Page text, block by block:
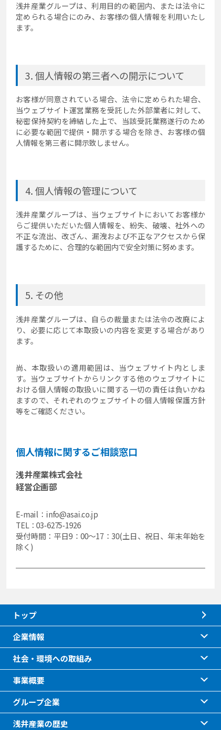
浅井産業グループは、利用目的の範囲内、または法令に
定められる場合にのみ、お客様の個人情報を利用いたし
ます。
個人情報の第三者への開示について
お客様が同意されている場合、法令に定められた場合、
当ウェブサイト運営業務を受託した外部業者に対して、
秘密保持契約を締結した上で、当該受託業務遂行のため
に必要な範囲で提供・開示する場合を除き、お客様の個
人情報を第三者に開示致しません。
個人情報の管理について
浅井産業グループは、当ウェブサイトにおいてお客様か
らご提供いただいた個人情報を、紛失、破壊、社外への
不正な流出、改ざん、漏洩および不正なアクセスから保
護するために、合理的な範囲内で安全対策に努めます。
その他
浅井産業グループは、自らの裁量または法令の改廃によ
り、必要に応じて本取扱いの内容を変更する場合があり
ます。
尚、本取扱いの適用範囲は、当ウェブサイト内としま
す。当ウェブサイトからリンクする他のウェブサイトに
おける個人情報の取扱いに関する一切の責任は負いかね
ますので、それぞれのウェブサイトの個人情報保護方針
等をご確認ください。
個人情報に関するご相談窓口
浅井産業株式会社
経営企画部
E-mail：info@asai.co.jp
TEL：03-6275-1926
受付時間：平日9：00～17：30(土日、祝日、年末年始を
除く)
トップ
企業情報
社会・環境への取組み
事業概要
グループ企業
浅井産業の歴史